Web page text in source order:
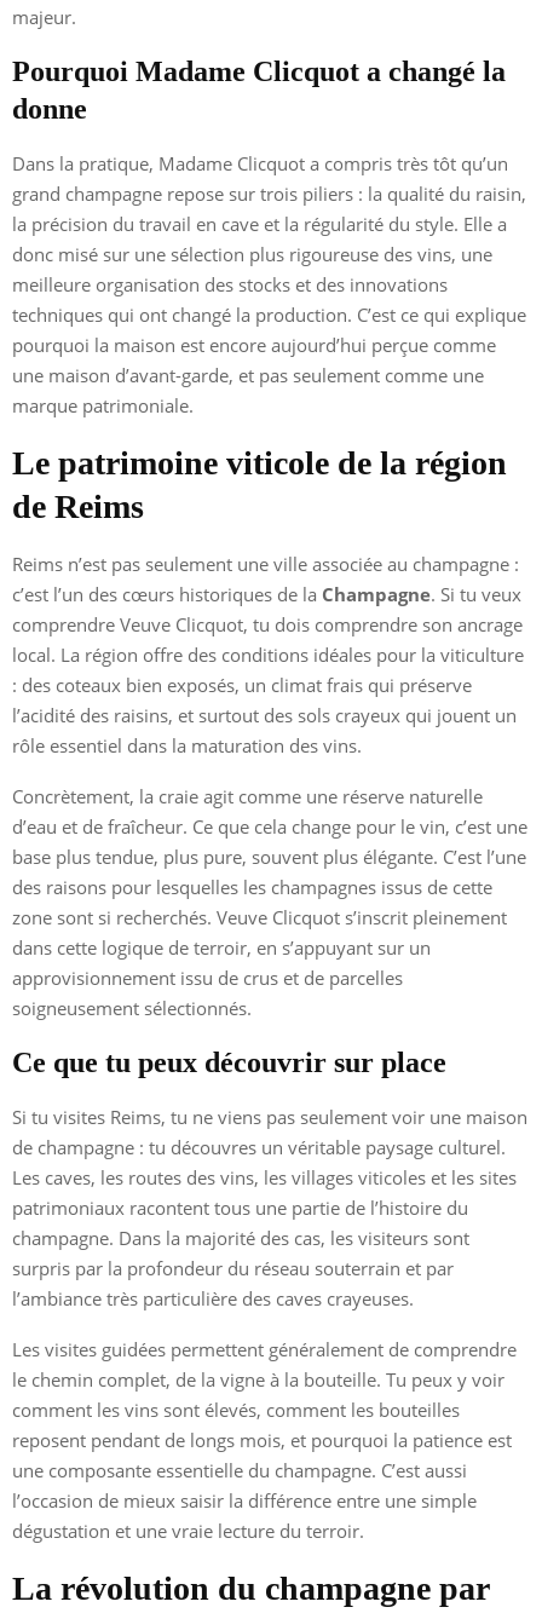
majeur.
Pourquoi Madame Clicquot a changé la
donne
Dans la pratique, Madame Clicquot a compris très tôt qu’un
grand champagne repose sur trois piliers : la qualité du raisin,
la précision du travail en cave et la régularité du style. Elle a
donc misé sur une sélection plus rigoureuse des vins, une
meilleure organisation des stocks et des innovations
techniques qui ont changé la production. C’est ce qui explique
pourquoi la maison est encore aujourd’hui perçue comme
une maison d’avant-garde, et pas seulement comme une
marque patrimoniale.
Le patrimoine viticole de la région
de Reims
Reims n’est pas seulement une ville associée au champagne :
c’est l’un des cœurs historiques de la Champagne. Si tu veux
comprendre Veuve Clicquot, tu dois comprendre son ancrage
local. La région offre des conditions idéales pour la viticulture
: des coteaux bien exposés, un climat frais qui préserve
l’acidité des raisins, et surtout des sols crayeux qui jouent un
rôle essentiel dans la maturation des vins.
Concrètement, la craie agit comme une réserve naturelle
d’eau et de fraîcheur. Ce que cela change pour le vin, c’est une
base plus tendue, plus pure, souvent plus élégante. C’est l’une
des raisons pour lesquelles les champagnes issus de cette
zone sont si recherchés. Veuve Clicquot s’inscrit pleinement
dans cette logique de terroir, en s’appuyant sur un
approvisionnement issu de crus et de parcelles
soigneusement sélectionnés.
Ce que tu peux découvrir sur place
Si tu visites Reims, tu ne viens pas seulement voir une maison
de champagne : tu découvres un véritable paysage culturel.
Les caves, les routes des vins, les villages viticoles et les sites
patrimoniaux racontent tous une partie de l’histoire du
champagne. Dans la majorité des cas, les visiteurs sont
surpris par la profondeur du réseau souterrain et par
l’ambiance très particulière des caves crayeuses.
Les visites guidées permettent généralement de comprendre
le chemin complet, de la vigne à la bouteille. Tu peux y voir
comment les vins sont élevés, comment les bouteilles
reposent pendant de longs mois, et pourquoi la patience est
une composante essentielle du champagne. C’est aussi
l’occasion de mieux saisir la différence entre une simple
dégustation et une vraie lecture du terroir.
La révolution du champagne par